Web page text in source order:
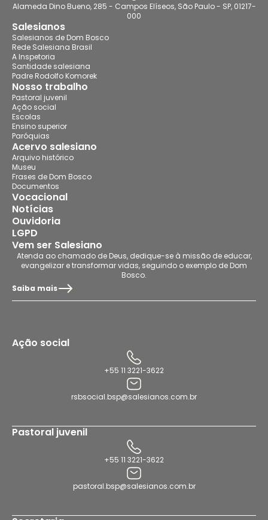
Alameda Dino Bueno, 285 - Campos Elíseos, São Paulo - SP, 01217-
000
Salesianos
Salesianos de Dom Bosco
Rede Salesiana Brasil
A Inspetoria
Santidade salesiana
Padre Rodolfo Komorek
Nosso trabalho
Pastoral juvenil
Ação social
Escolas
Ensino superior
Paróquias
Acervo salesiano
Arquivo histórico
Museu
Frases de Dom Bosco
Documentos
Vocacional
Notícias
Ouvidoria
LGPD
Vem ser Salesiano
Atenda ao chamado de Deus, dedique-se à missão de educar,
evangelizar e transformar vidas, seguindo o exemplo de Dom
Bosco.
Saiba mais
Ação social
+55 11 3221-3622
rsbsocial.bsp@salesianos.com.br
Pastoral juvenil
+55 11 3221-3622
pastoral.bsp@salesianos.com.br